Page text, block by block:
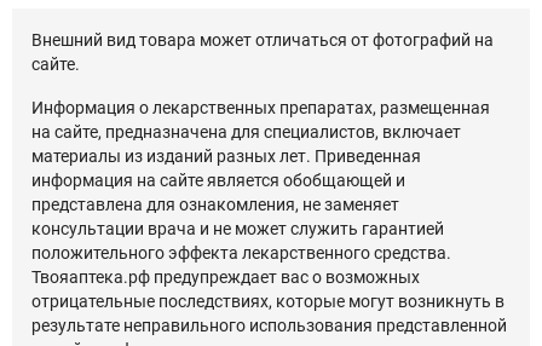
Внешний вид товара может отличаться от фотографий на
сайте.
Информация о лекарственных препаратах, размещенная
на сайте, предназначена для специалистов, включает
материалы из изданий разных лет. Приведенная
информация на сайте является обобщающей и
представлена для ознакомления, не заменяет
консультации врача и не может служить гарантией
положительного эффекта лекарственного средства.
Твояаптека.рф предупреждает вас о возможных
отрицательные последствиях, которые могут возникнуть в
результате неправильного использования представленной